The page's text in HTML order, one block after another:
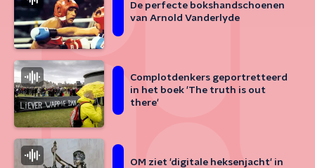
De perfecte bokshandschoenen
van Arnold Vanderlyde
Complotdenkers geportretteerd
in het boek 'The truth is out
there'
OM ziet 'digitale heksenjacht' in